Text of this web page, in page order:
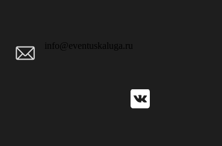
info@eventuskaluga.ru